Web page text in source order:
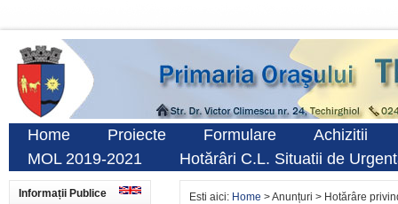
Home Proiecte Formulare
Achizitii
MOL 2019-2021
Hotărâri C.L. Situatii de
Informații Publice Esti aici: Home > Anunțuri > Hotărâre